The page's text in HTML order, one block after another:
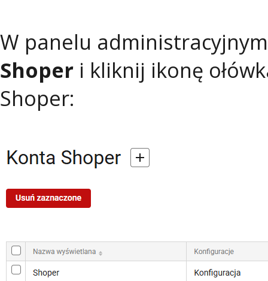
W panelu
Shoper i kliknij ikonę
Shoper: